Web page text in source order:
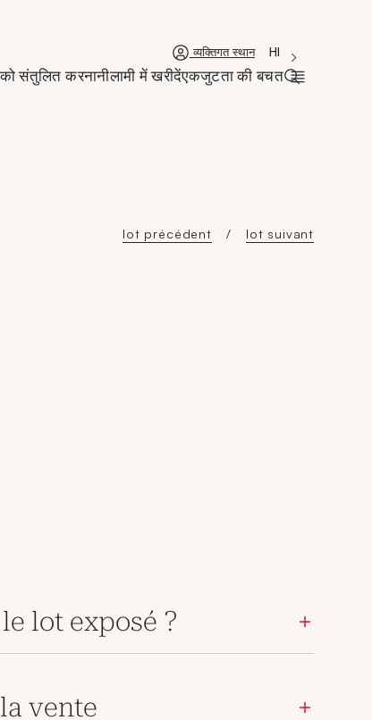
नई विंडोव्यक्तिगत स्थान 'Choisir une
La langue
HI
संतुलित करनानीलामी में खरीदेंएकजुटता की बचत
lot précédent lot suivant
lot exposé ?
vente